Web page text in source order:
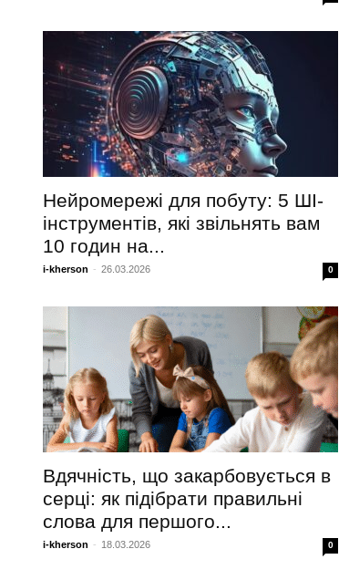
Нейромережі для побуту: 5 ШІ-
інструментів, які звільнять вам
10 годин на...
i-kherson - 26.03.2026 0
Вдячність, що закарбовується в
серці: як підібрати правильні
слова для першого...
i-kherson - 18.03.2026 0